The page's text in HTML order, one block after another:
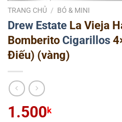
TRANG CHỦ / BÓ & MINI
Drew Estate La Vieja
Bomberito Cigarillos
Điếu) (vàng)
1.500 k